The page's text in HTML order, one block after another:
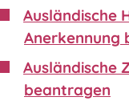
Ausländische
Anerkennung
Ausländische
beantragen